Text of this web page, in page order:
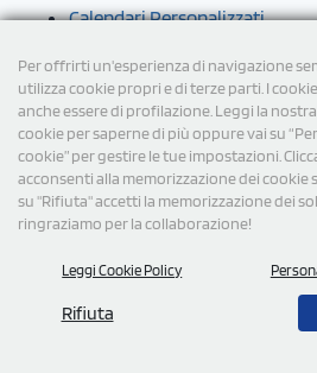
Per offrirti un'esperienza di navigazione
utilizza cookie propri e di terze parti. I
anche essere di profilazione. Leggi la
cookie per saperne di più oppure vai su
cookie” per gestire le tue impostazioni.
acconsenti alla memorizzazione dei cookie
su "Rifiuta" accetti la memorizzazione dei
ringraziamo per la collaborazione!
Leggi Cookie Policy
Rifiuta
Calendari Personalizzati
FORSE POTREBBERO
ARTICOLI
I migliori berretti invernali